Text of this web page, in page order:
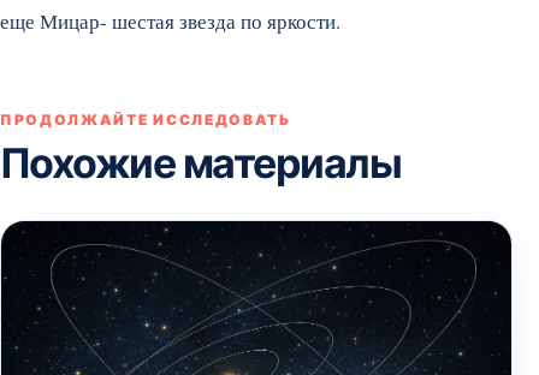
еще Мицар- шестая звезда по яркости.
ПРОДОЛЖАЙТЕ ИССЛЕДОВАТЬ
Похожие материалы